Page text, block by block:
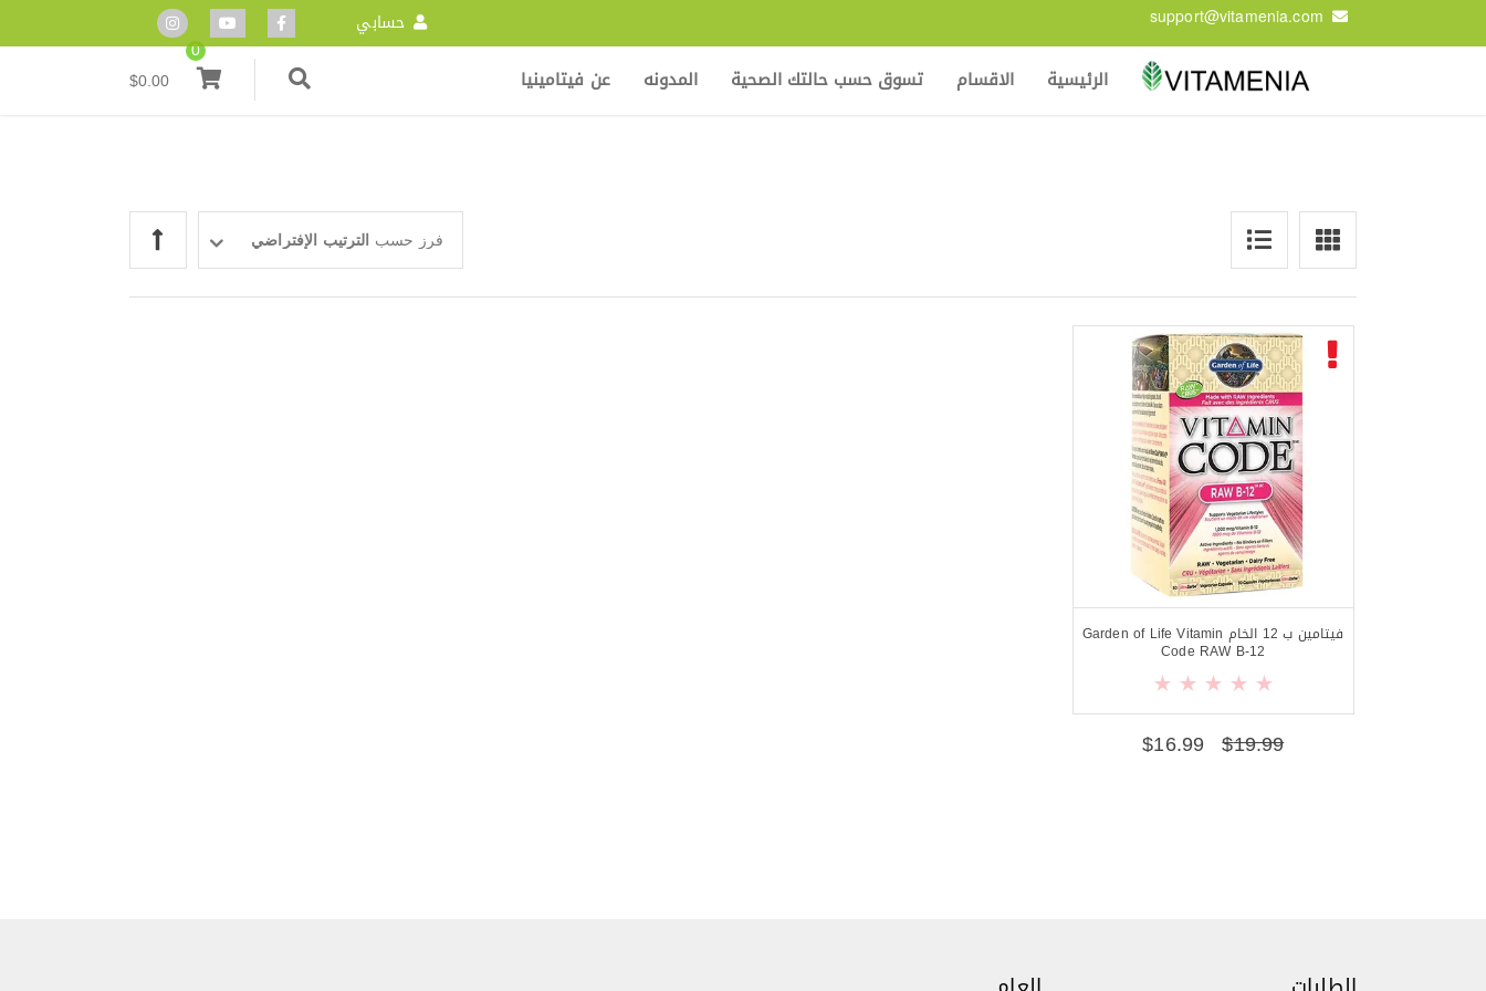
support@vitamenia.com حسابي
الرئيسية الاقسام تسوق حسب حالتك الصحية المدونه عن فيتامينيا
0
$0.00
فرز حسب الترتيب الإفتراضي
فيتامين ب 12 الخام Garden of Life Vitamin
Code RAW B-12
$19.99
$16.99